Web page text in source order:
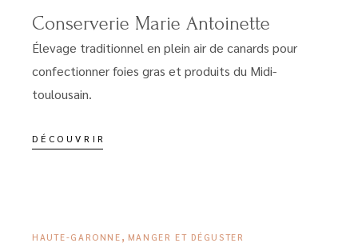
Conserverie Marie Antoinette
Élevage traditionnel en plein air de canards pour
confectionner foies gras et produits du Midi-
toulousain.
DÉCOUVRIR
HAUTE-GARONNE , MANGER ET DÉGUSTER